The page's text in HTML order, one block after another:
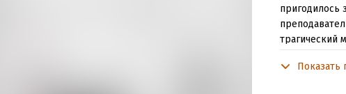
пригодилось
трагический
Показать